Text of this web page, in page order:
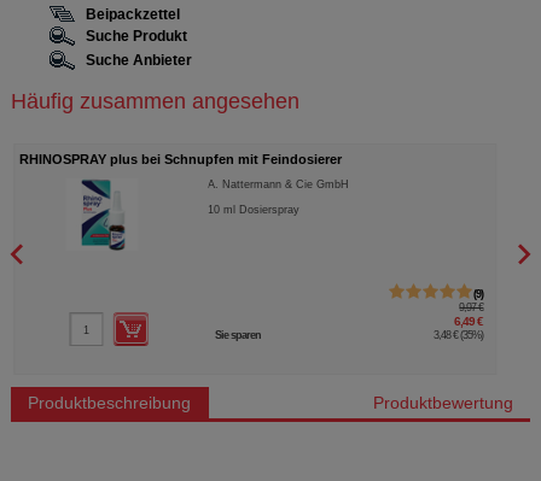
Beipackzettel
Suche Produkt
Suche Anbieter
Häufig zusammen angesehen
RHINOSPRAY plus bei Schnupfen mit Feindosierer
A. Nattermann & Cie GmbH
10ml Dosierspray
9
9,97 €
6,49 €
Sie sparen 3,48 € (35%)
Produktbeschreibung Produktbewertung